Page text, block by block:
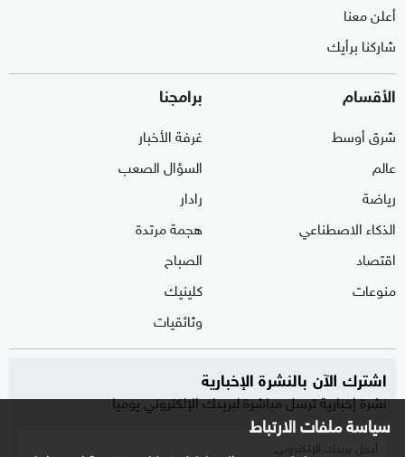
سياسة ملفات الارتباط
أعلن معنا
شاركنا برأيك
الأقسام
شرق أوسط
عالم
رياضة
الذكاء الاصطناعي
اقتصاد
منوعات
برامجنا
غرفة الأخبار
السؤال الصعب
رادار
هجمة مرتدة
الصباح
كلينيك
وثائقيات
اشترك الآن بالنشرة الإخبارية
نشرة إخبارية ترسل مباشرة لبريدك الإلكتروني يوميا